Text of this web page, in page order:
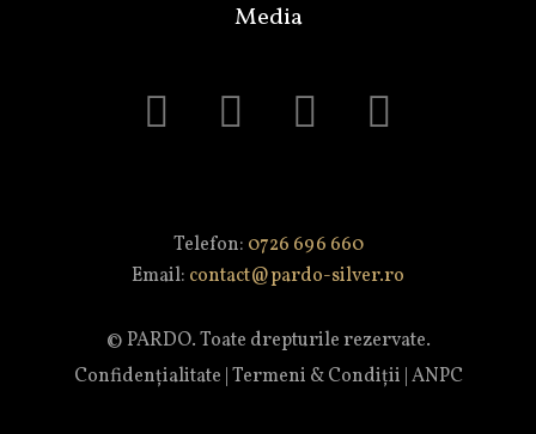
Media
Telefon: 0726 696 660
Email: contact@pardo-silver.ro
© PARDO. Toate drepturile rezervate.
Confidențialitate Termeni & Condiții ANPC